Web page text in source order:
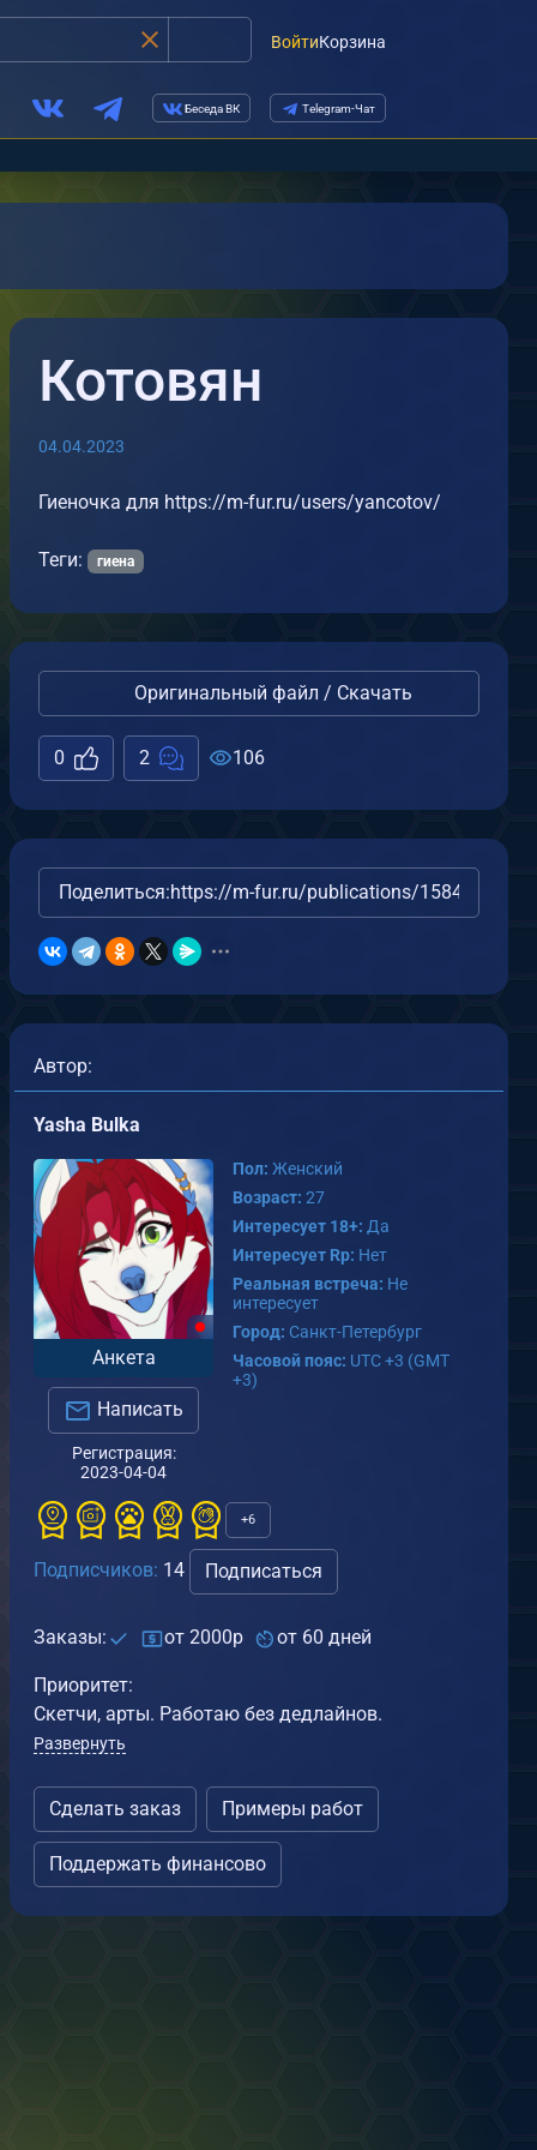
ВойтиКорзина
Беседа ВК Telegram-Чат
Yasha Bulka
17.04.2023
Котовян
04.04.2023
Гиеночка для https://m-fur.ru/users/yancotov/
Теги: гиена
Оригинальный файл / Скачать
0 2 106
Поделиться:https://m-fur.ru/publications/15840/
Автор:
Yasha Bulka
Анкета
Написать
Регистрация:
2023-04-04
Пол: Женский
Возраст: 27
Интересует 18+: Да
Интересует Rp: Нет
Реальная встреча: Не
интересует
Город: Санкт-Петербург
Часовой пояс: UTC +3 (GMT
+3)
+6
Подписчиков: 14 Подписаться
Заказы: от 2000р от 60 дней
Приоритет:
Скетчи, арты. Работаю без дедлайнов.
Развернуть
Сделать заказ Примеры работ
Поддержать финансово